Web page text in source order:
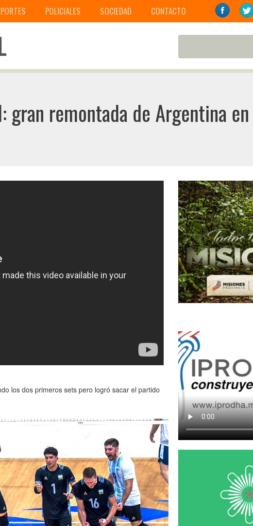
POLICIALES SOCIEDAD CONTACTO
gran remontada de Argentina
los dos primeros sets pero logró sacar el partido